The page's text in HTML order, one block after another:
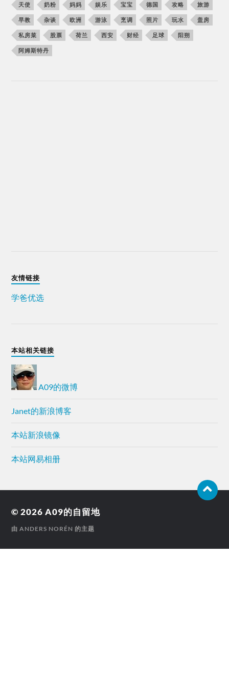
天使 奶粉 妈妈 娱乐 宝宝 德国 攻略 旅游
早教 杂谈 欧洲 游泳 烹调 照片 玩水 盖房
私房菜 股票 荷兰 西安 财经 足球 阳朔
阿姆斯特丹
友情链接
学爸优选
本站相关链接
A09的微博
Janet的新浪博客
本站新浪镜像
本站网易相册
© 2026A09的自留地
由ANDERS NORÉN 的主题